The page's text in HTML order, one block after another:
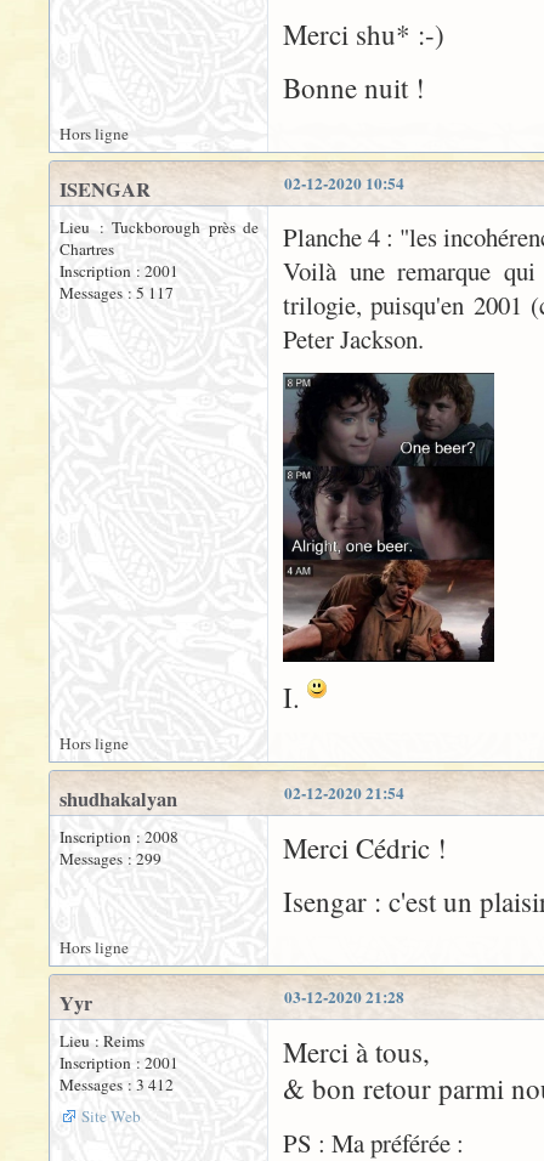
Merci shu* :-)
Bonne nuit !
Hors ligne
02-12-2020 10:54
ISENGAR
Lieu : Tuckborough près de
Chartres
Inscription : 2001
Messages : 5 117
Planche 4 : "les
Voilà une remarque
trilogie, puisqu'en 2001
Peter Jackson.
I.
Hors ligne
02-12-2020 21:54
shudhakalyan
Inscription : 2008
Messages : 299
Merci Cédric !
Isengar : c'est un
Hors ligne
03-12-2020 21:28
Yyr
Lieu : Reims
Inscription : 2001
Messages : 3 412
Site Web
Merci à tous,
& bon retour parmi
PS : Ma préférée :